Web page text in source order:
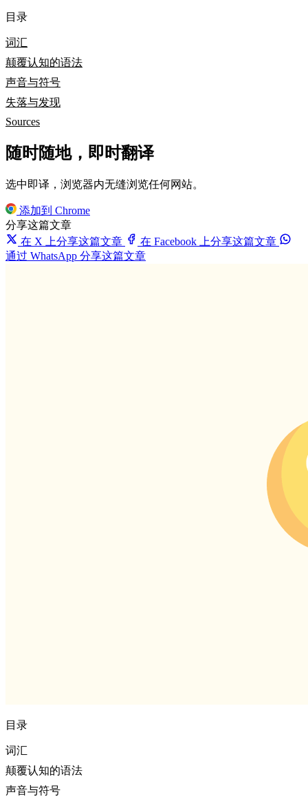
目录
词汇
颠覆认知的语法
声音与符号
失落与发现
Sources
随时随地，即时翻译
选中即译，浏览器内无缝浏览任何网站。
添加到 Chrome
分享这篇文章
在 X 上分享这篇文章
在 Facebook 上分享这篇文章
通过 WhatsApp 分享这篇文章
目录
词汇
颠覆认知的语法
声音与符号